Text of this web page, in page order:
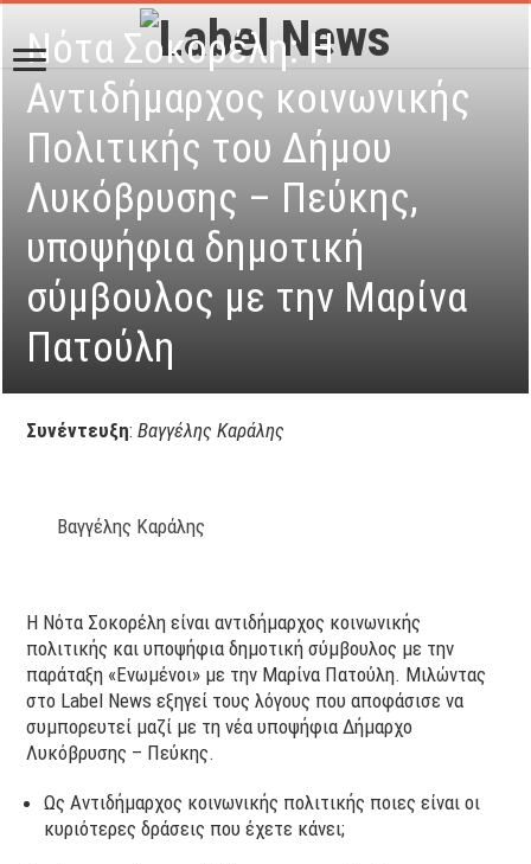
Νότα Σοκορέλη: Η
Αντιδήμαρχος κοινωνικής
Πολιτικής του Δήμου
Λυκόβρυσης – Πεύκης,
υποψήφια δημοτική
σύμβουλος με την Μαρίνα
Πατούλη
Συνέντευξη:Βαγγέλης Καράλης
Βαγγέλης Καράλης
Η Νότα Σοκορέλη είναι αντιδήμαρχος κοινωνικής
πολιτικής και υποψήφια δημοτική σύμβουλος με την
παράταξη «Ενωμένοι» με την Μαρίνα Πατούλη. Μιλώντας
στο Label News εξηγεί τους λόγους που αποφάσισε να
συμπορευτεί μαζί με τη νέα υποψήφια Δήμαρχο
Λυκόβρυσης – Πεύκης.
Ως Αντιδήμαρχος κοινωνικής πολιτικής ποιες είναι οι
κυριότερες δράσεις που έχετε κάνει;